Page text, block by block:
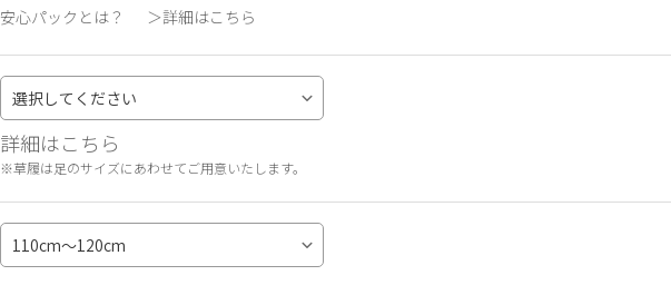
安心パックとは？ ＞詳細はこちら
詳細はこちら
※草履は足のサイズにあわせてご用意いたします。